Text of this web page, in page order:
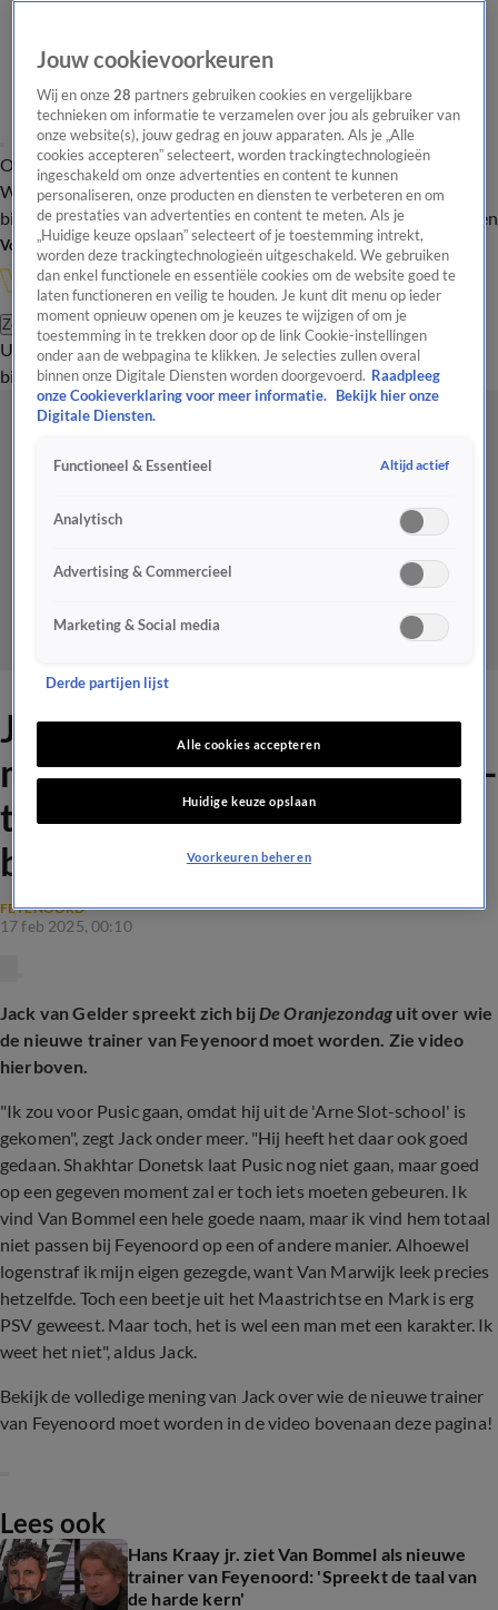
Overzicht Onze programma's Uitzendingen Onze gezichten
In de
WandelgangenInterviewsUitzending
bijwonenPodcastShopVeelgestelde vragenKijkersvraag insturen
Volg Vandaag Inside
Zoeken
UitzendingenVandaag InsideDe OranjezomerShopUitzending
bijwonen
Jack van Gelder over
mogelijke nieuwe Feyenoord-
trainer: 'Hij past totaal niet
bij Feyenoord!'
FEYENOORD
17 feb 2025, 00:10
Jack van Gelder spreekt zich bijDe Oranjezondag uit over wie
de nieuwe trainer van Feyenoord moet worden. Zie video
hierboven.
"Ik zou voor Pusic gaan, omdat hij uit de 'Arne Slot-school' is
gekomen", zegt Jack onder meer. "Hij heeft het daar ook goed
gedaan. Shakhtar Donetsk laat Pusic nog niet gaan, maar goed
op een gegeven moment zal er toch iets moeten gebeuren. Ik
vind Van Bommel een hele goede naam, maar ik vind hem totaal
niet passen bij Feyenoord op een of andere manier. Alhoewel
logenstraf ik mijn eigen gezegde, want Van Marwijk leek precies
hetzelfde. Toch een beetje uit het Maastrichtse en Mark is erg
PSV geweest. Maar toch, het is wel een man met een karakter. Ik
weet het niet", aldus Jack.
Bekijk de volledige mening van Jack over wie de nieuwe trainer
van Feyenoord moet worden in de video bovenaan deze pagina!
Lees ook
Hans Kraay jr. ziet Van Bommel als nieuwe
trainer van Feyenoord: 'Spreekt de taal van
de harde kern'
Jouw cookievoorkeuren
Wij en onze28 partners gebruiken cookies en vergelijkbare
technieken om informatie te verzamelen over jou als gebruiker van
onze website(s), jouw gedrag en jouw apparaten. Als je „Alle
cookies accepteren” selecteert, worden trackingtechnologieën
ingeschakeld om onze advertenties en content te kunnen
personaliseren, onze producten en diensten te verbeteren en om
de prestaties van advertenties en content te meten. Als je
„Huidige keuze opslaan” selecteert of je toestemming intrekt,
worden deze trackingtechnologieën uitgeschakeld. We gebruiken
dan enkel functionele en essentiële cookies om de website goed te
laten functioneren en veilig te houden. Je kunt dit menu op ieder
moment opnieuw openen om je keuzes te wijzigen of om je
toestemming in te trekken door op de link Cookie-instellingen
onder aan de webpagina te klikken. Je selecties zullen overal
binnen onze Digitale Diensten worden doorgevoerd. Raadpleeg
onze Cookieverklaring voor meer informatie.
Bekijk hier onze
Digitale Diensten.
Functioneel & Essentieel Altijd actief
Analytisch
Advertising & Commercieel
Marketing & Social media
Derde partijen lijst
Alle cookies accepteren
Huidige keuze opslaan
Voorkeuren beheren